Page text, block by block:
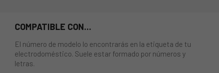
COMPATIBLE CON...
El número de modelo lo encontrarás en la etiqueta de tu
electrodoméstico. Suele estar formado por números y
letras.